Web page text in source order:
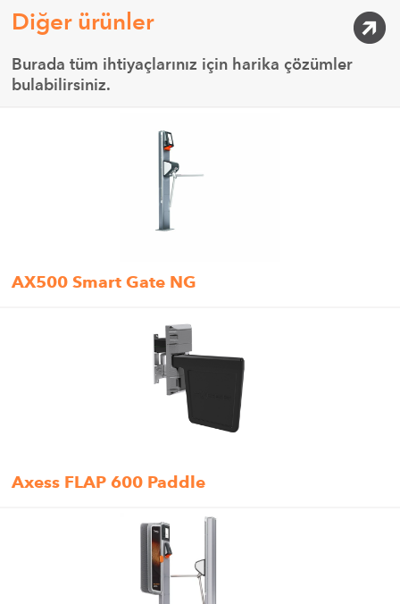
Diğer ürünler
Burada tüm ihtiyaçlarınız için harika çözümler
bulabilirsiniz.
AX500 Smart Gate NG
Axess FLAP 600 Paddle